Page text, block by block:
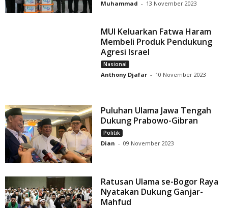
Muhammad - 13 November 2023
MUI Keluarkan Fatwa Haram
Membeli Produk Pendukung
Agresi Israel
Nasional
Anthony Djafar - 10 November 2023
Puluhan Ulama Jawa Tengah
Dukung Prabowo-Gibran
Politik
Dian - 09 November 2023
Ratusan Ulama se-Bogor Raya
Nyatakan Dukung Ganjar-
Mahfud